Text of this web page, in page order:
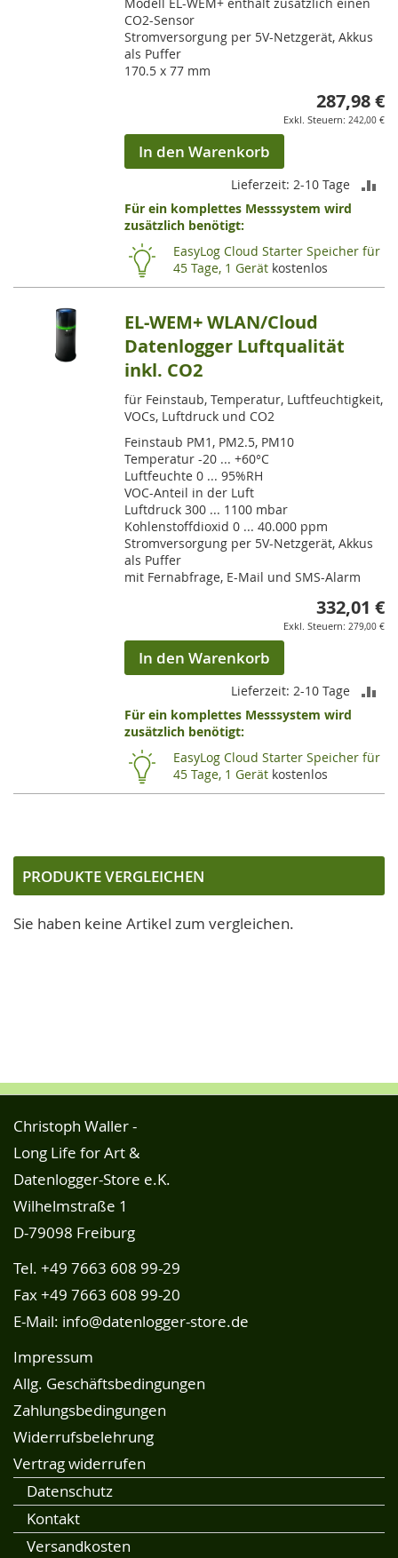
CO2-Sensor
Stromversorgung per 5V-Netzgerät, Akkus
als Puffer
170.5 x 77 mm
287,98 €
242,00 €
In den Warenkorb
Lieferzeit: 2-10 Tage
Für ein komplettes Messsystem wird
zusätzlich benötigt:
EasyLog Cloud Starter Speicher für
45 Tage, 1 Gerät kostenlos
EL-WEM+ WLAN/Cloud
Datenlogger Luftqualität
inkl. CO2
für Feinstaub, Temperatur, Luftfeuchtigkeit,
VOCs, Luftdruck und CO2
Feinstaub PM1, PM2.5, PM10
Temperatur -20 ... +60°C
Luftfeuchte 0 ... 95%RH
VOC-Anteil in der Luft
Luftdruck 300 ... 1100 mbar
Kohlenstoffdioxid 0 ... 40.000 ppm
Stromversorgung per 5V-Netzgerät, Akkus
als Puffer
mit Fernabfrage, E-Mail und SMS-Alarm
332,01 €
279,00 €
In den Warenkorb
Lieferzeit: 2-10 Tage
Für ein komplettes Messsystem wird
zusätzlich benötigt:
EasyLog Cloud Starter Speicher für
45 Tage, 1 Gerät kostenlos
PRODUKTE VERGLEICHEN
Sie haben keine Artikel zum vergleichen.
Christoph Waller -
Long Life for Art &
Datenlogger-Store e.K.
Wilhelmstraße 1
D-79098 Freiburg
Tel. +49 7663 608 99-29
Fax +49 7663 608 99-20
E-Mail: info@datenlogger-store.de
Impressum
Allg. Geschäftsbedingungen
Zahlungsbedingungen
Widerrufsbelehrung
Vertrag widerrufen
Datenschutz
Kontakt
Versandkosten